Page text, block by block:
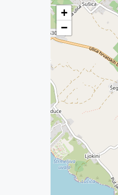
+
−